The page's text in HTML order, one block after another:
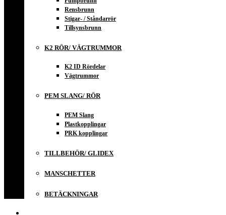
Rensbrunn
Stigar- / Ståndarrör
Tillsynsbrunn
K2 RÖR/ VÄGTRUMMOR
K2 ID Rördelar
Vägtrummor
PEM SLANG/ RÖR
PEM Slang
Plastkopplingar
PRK kopplingar
TILLBEHÖR/ GLIDEX
MANSCHETTER
BETÄCKNINGAR